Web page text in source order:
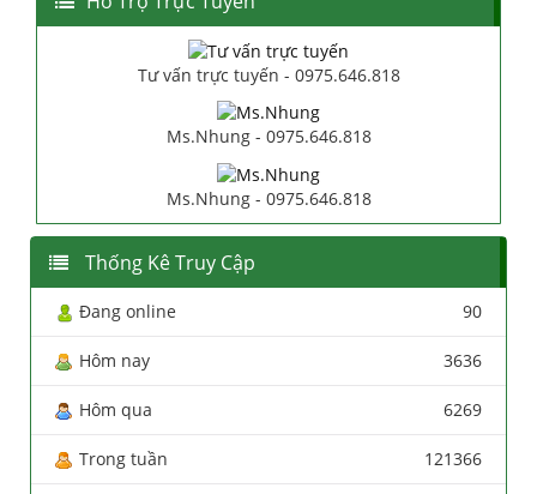
Tư vấn trực tuyến - 0975.646.818
Ms.Nhung - 0975.646.818
Ms.Nhung - 0975.646.818
Thống Kê Truy Cập
Đang online 90
Hôm nay 3636
Hôm qua 6269
Trong tuần 121366